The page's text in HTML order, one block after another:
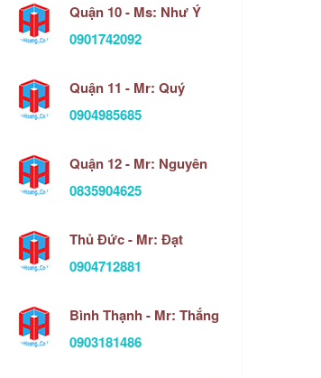
Quận 10 - Ms: Như Ý
0901742092
Quận 11 - Mr: Quý
0904985685
Quận 12 - Mr: Nguyên
0835904625
Thủ Đức - Mr: Đạt
0904712881
Bình Thạnh - Mr: Thắng
0903181486